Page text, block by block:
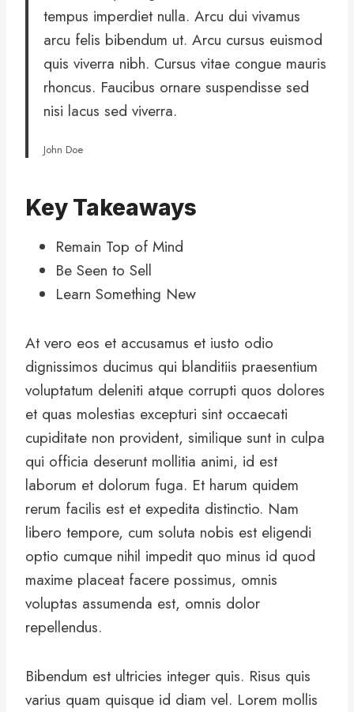
tempus imperdiet nulla. Arcu dui vivamus
arcu felis bibendum ut. Arcu cursus euismod
quis viverra nibh. Cursus vitae congue mauris
rhoncus. Faucibus ornare suspendisse sed
nisi lacus sed viverra.
John Doe
Key Takeaways
Remain Top of Mind
Be Seen to Sell
Learn Something New
At vero eos et accusamus et iusto odio
dignissimos ducimus qui blanditiis praesentium
voluptatum deleniti atque corrupti quos dolores
et quas molestias excepturi sint occaecati
cupiditate non provident, similique sunt in culpa
qui officia deserunt mollitia animi, id est
laborum et dolorum fuga. Et harum quidem
rerum facilis est et expedita distinctio. Nam
libero tempore, cum soluta nobis est eligendi
optio cumque nihil impedit quo minus id quod
maxime placeat facere possimus, omnis
voluptas assumenda est, omnis dolor
repellendus.
Bibendum est ultricies integer quis. Risus quis
varius quam quisque id diam vel. Lorem mollis